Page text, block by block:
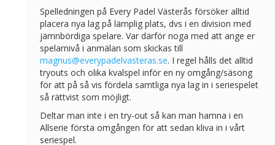
Spelledningen på Every Padel Västerås försöker alltid
placera nya lag på lämplig plats, dvs i en division med
jämnbördiga spelare. Var därför noga med att ange er
spelarnivå i anmälan som skickas till
magnus@everypadelvasteras.se. I regel hålls det alltid
tryouts och olika kvalspel inför en ny omgång/säsong
för att på så vis fördela samtliga nya lag in i seriespelet
så rättvist som möjligt.
Deltar man inte i en try-out så kan man hamna i en
Allserie första omgången för att sedan kliva in i vårt
seriespel.